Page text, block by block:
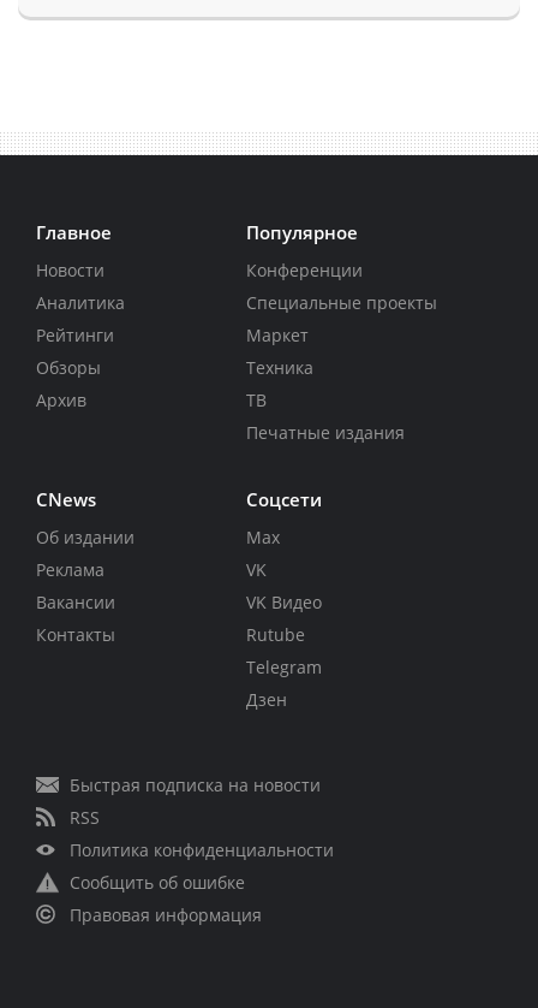
Главное
Новости
Аналитика
Рейтинги
Обзоры
Архив
Популярное
Конференции
Специальные проекты
Маркет
Техника
ТВ
Печатные издания
CNews
Об издании
Реклама
Вакансии
Контакты
Соцсети
Max
VK
VK Видео
Rutube
Telegram
Дзен
Быстрая подписка на новости
RSS
Политика конфиденциальности
Сообщить об ошибке
Правовая информация